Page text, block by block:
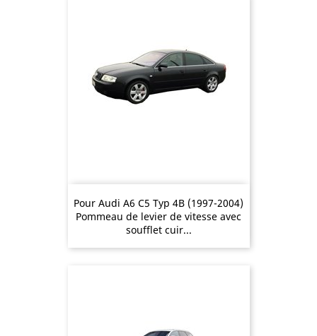
Pour Audi A6 C5 Typ 4B (1997-2004)
Pommeau de levier de vitesse avec
soufflet cuir...